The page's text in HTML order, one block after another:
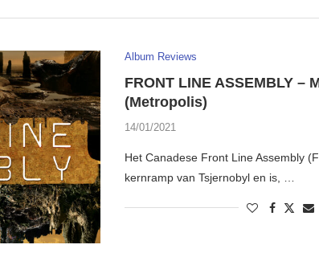
Album Reviews
FRONT LINE ASSEMBLY –
(Metropolis)
14/01/2021
Het Canadese Front Line Assembly
kernramp van Tsjernobyl en is, …